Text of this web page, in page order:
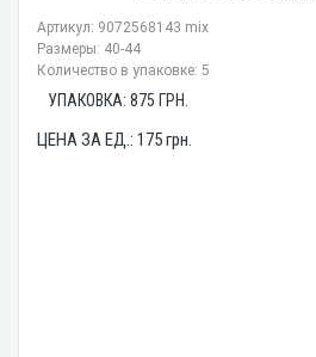
Артикул: 9072568143 mix
Размеры: 40-44
Количество в упаковке: 5
УПАКОВКА: 875 ГРН.
ЦЕНА ЗА ЕД.: 175грн.